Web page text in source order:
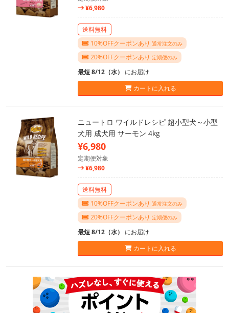
¥6,980
送料無料
10%OFFクーポンあり 通常注文のみ
20%OFFクーポンあり 定期便のみ
最短 8/12（水） にお届け
カートに入れる
ニュートロ ワイルドレシピ 超小型犬～小型
犬用 成犬用 サーモン 4kg
¥6,980
定期便対象
¥6,980
送料無料
10%OFFクーポンあり 通常注文のみ
20%OFFクーポンあり 定期便のみ
最短 8/12（水） にお届け
カートに入れる